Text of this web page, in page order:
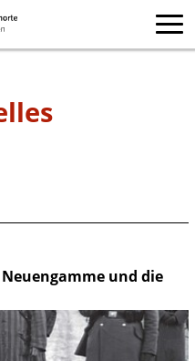
und die